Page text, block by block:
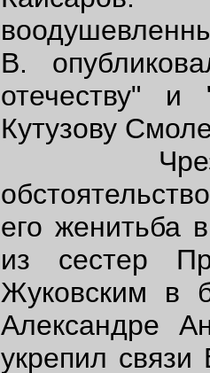
В.
отечеству" и
Кутузову
его женитьба
из сестер
Жуковским в
Александре
укрепил